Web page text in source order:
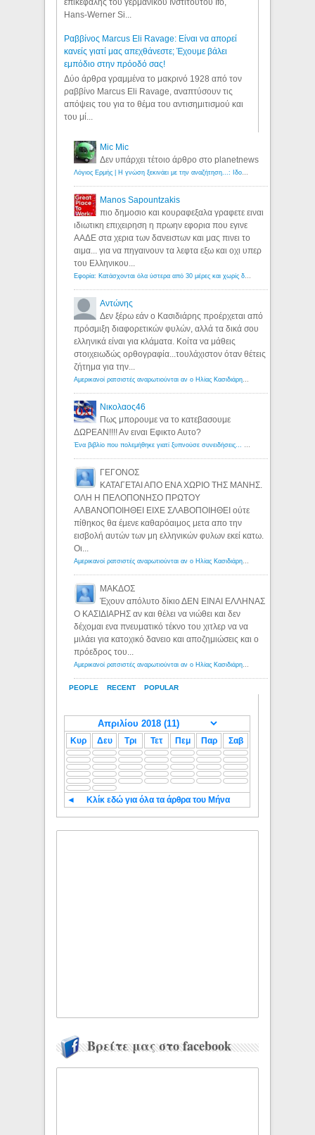
Hans-Werner Si...
Ραββίνος Marcus Eli Ravage: Είναι να απορεί
κανείς γιατί μας απεχθάνεστε; Έχουμε βάλει
εμπόδιο στην πρόοδό σας!
Δύο άρθρα γραμμένα το μακρινό 1928 από τον
ραββίνο Marcus Eli Ravage, αναπτύσουν τις
απόψεις του για το θέμα του αντισημιτισμού και
του μί...
PEOPLE RECENT POPULAR
Mic Mic
Δεν υπάρχει τέτοιο άρθρο στο planetnews
Λόγιος Ερμής | Η γνώση ξεκινάει με την αναζήτηση...: Ιδού οι 18 που χρωστούν 11 δις ευρώ!
Manos Sapountzakis
πιο δημοσιο και κουραφεξαλα γραφετε ειναι
ιδιωτικη επιχειρηση η πρωην εφορια που εγινε
ΑΑΔΕ στα χερια των δανειστων και μας πινει το
αιμα... για να πηγαινουν τα λεφτα εξω και οχι υπερ
του Ελληνικου...
Εφορία: Κατάσχονται όλα ύστερα από 30 μέρες και χωρίς δικαστικές αποφάσεις - Λόγιος Ερμής
Αντώνης
Δεν ξέρω εάν ο Κασιδιάρης προέρχεται από
πρόσμιξη διαφορετικών φυλών, αλλά τα δικά σου
ελληνικά είναι για κλάματα. Κοίτα να μάθεις
στοιχειωδώς ορθογραφία...τουλάχιστον όταν θέτεις
ζήτημα για την...
Αμερικανοί ρατσιστές αναρωτιούνται αν ο Ηλίας Κασιδιάρης ανήκει στη λευκή φυλή... - Λόγιος Ερμής
Νικολαος46
Πως μπορουμε να το κατεβασουμε
ΔΩΡΕΑΝ!!!! Αν ειναι Εφικτο Αυτο?
Ένα βιβλίο που πολεμήθηκε γιατί ξυπνούσε συνειδήσεις... - Λόγιος Ερμής | Η γνώση ξεκινάει με την αναζήτηση...
ΓΕΓΟΝΟΣ
ΚΑΤΑΓΕΤΑΙ ΑΠΟ ΕΝΑ ΧΩΡΙΟ ΤΗΣ ΜΑΝΗΣ.
ΟΛΗ Η ΠΕΛΟΠΟΝΗΣΟ ΠΡΩΤΟΥ
ΑΛΒΑΝΟΠΟΙΗΘΕΙ ΕΙΧΕ ΣΛΑΒΟΠΟΙΗΘΕΙ ούτε
πίθηκος θα έμενε καθαρόαιμος μετα απο την
εισβολή αυτών των μη ελληνικών φυλων εκεί κατω.
Οι...
Αμερικανοί ρατσιστές αναρωτιούνται αν ο Ηλίας Κασιδιάρης ανήκει στη λευκή φυλή... - Λόγιος Ερμής
ΜΑΚΔΟΣ
Έχουν απόλυτο δίκιο ΔΕΝ ΕΙΝΑΙ ΕΛΛΗΝΑΣ
Ο ΚΑΣΙΔΙΑΡΗΣ αν και θέλει να νιώθει και δεν
δέχομαι ενα πνευματικό τέκνο του χιτλερ να να
μιλάει για κατοχικό δανειο και αποζημιώσεις και ο
πρόεδρος του...
Αμερικανοί ρατσιστές αναρωτιούνται αν ο Ηλίας Κασιδιάρης ανήκει στη λευκή φυλή... - Λόγιος Ερμής
Κυρ Δευ Τρι Τετ Πεμ Παρ Σαβ
◄ Κλίκ εδώ για όλα τα άρθρα του Μήνα
Βρείτε μας στο facebook